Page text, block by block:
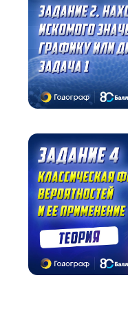
Посмотрите,
Вы бесплатно